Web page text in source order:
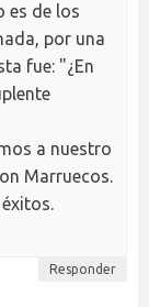
es de los
por una
fue: "¿En
a nuestro
Marruecos.
Responder